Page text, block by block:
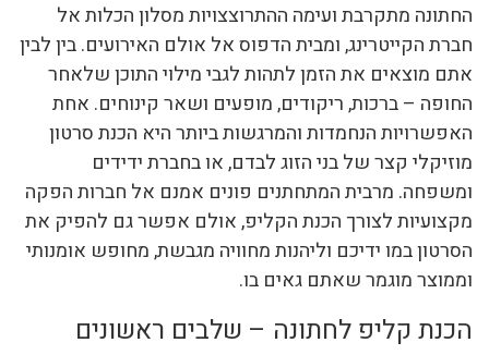
החתונה מתקרבת ועימה ההתרוצצויות מסלון הכלות אל
חברת הקייטרינג, ומבית הדפוס אל אולם האירועים. בין לבין
אתם מוצאים את הזמן לתהות לגבי מילוי התוכן שלאחר
החופה – ברכות, ריקודים, מופעים ושאר קינוחים. אחת
האפשרויות הנחמדות והמרגשות ביותר היא הכנת סרטון
מוזיקלי קצר של בני הזוג לבדם, או בחברת ידידים
ומשפחה. מרבית המתחתנים פונים אמנם אל חברות הפקה
מקצועיות לצורך הכנת הקליפ, אולם אפשר גם להפיק את
הסרטון במו ידיכם וליהנות מחוויה מגבשת, מחופש אומנותי
וממוצר מוגמר שאתם גאים בו.
הכנת קליפ לחתונה – שלבים ראשונים